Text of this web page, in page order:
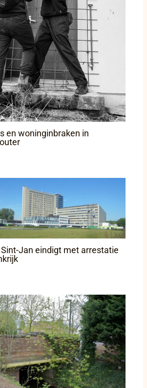
en woninginbraken in
Jan eindigt met arrestatie